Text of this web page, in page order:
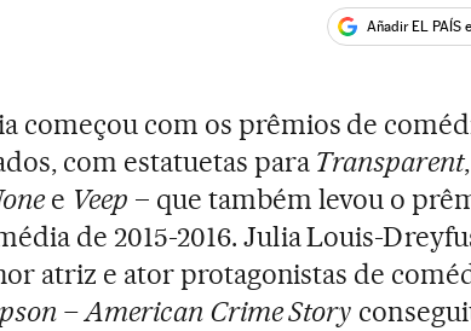
Sociales Añadir EL PAÍS
começou com os prêmios de
com estatuetas para Transparent,
e Veep – que também levou o
de 2015-2016. Julia Louis-
atriz e ator protagonistas de
– American Crime Story